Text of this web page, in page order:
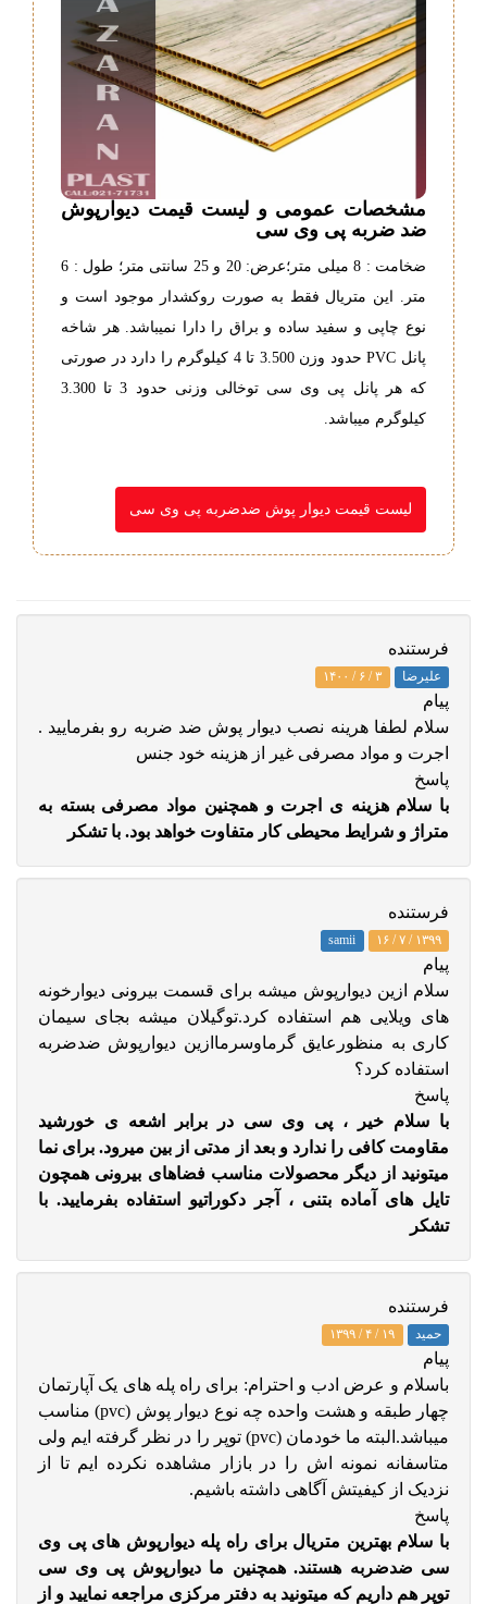
مشخصات عمومی و لیست قیمت دیوارپوش
ضد ضربه پی وی سی
ضخامت : 8 میلی متر؛عرض: 20 و 25 سانتی متر؛ طول : 6
متر. این متریال فقط به صورت روکشدار موجود است و
نوع چاپی و سفید ساده و براق را دارا نمیباشد. هر شاخه
پانل PVC حدود وزن 3.500 تا 4 کیلوگرم را دارد در صورتی
که هر پانل پی وی سی توخالی وزنی حدود 3 تا 3.300
کیلوگرم میباشد.
لیست قیمت دیوار پوش ضدضربه پی وی سی
فرستنده
علیرضا ۳ / ۶ / ۱۴۰۰
پيام
سلام لطفا هرینه نصب دیوار پوش ضد ضربه رو بفرمایید .
اجرت و مواد مصرفی غیر از هزینه خود جنس
پاسخ
با سلام هزینه ی اجرت و همچنین مواد مصرفی بسته به
متراژ و شرایط محیطی کار متفاوت خواهد بود. با تشکر
فرستنده
samii ۱۶ / ۷ / ۱۳۹۹
پيام
سلام ازین دیوارپوش میشه برای قسمت بیرونی دیوارخونه
های ویلایی هم استفاده کرد.توگیلان میشه بجای سیمان
کاری به منظورعایق گرماوسرماازین دیوارپوش ضدضربه
استفاده کرد؟
پاسخ
با سلام خیر ، پی وی سی در برابر اشعه ی خورشید
مقاومت کافی را ندارد و بعد از مدتی از بین میرود. برای نما
میتونید از دیگر محصولات مناسب فضاهای بیرونی همچون
تایل های آماده بتنی ، آجر دکوراتیو استفاده بفرمایید. با
تشکر
فرستنده
حمید ۱۹ / ۴ / ۱۳۹۹
پيام
باسلام و عرض ادب و احترام: برای راه پله های یک آپارتمان
چهار طبقه و هشت واحده چه نوع دیوار پوش (pvc) مناسب
میباشد.البته ما خودمان (pvc) توپر را در نظر گرفته ایم ولی
متاسفانه نمونه اش را در بازار مشاهده نکرده ایم تا از
نزدیک از کیفیتش آگاهی داشته باشیم.
پاسخ
با سلام بهترین متریال برای راه پله دیوارپوش های پی وی
سی ضدضربه هستند. همچنین ما دیوارپوش پی وی سی
توپر هم داریم که میتونید به دفتر مرکزی مراجعه نمایید و از